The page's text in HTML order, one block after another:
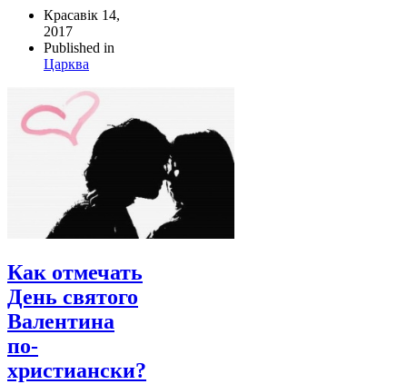
Красавік 14,
2017
Published in
Царква
Как отмечать
День святого
Валентина
по-
христиански?